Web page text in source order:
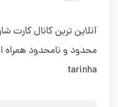
آنلاین ترین کانال کارت
tarinha